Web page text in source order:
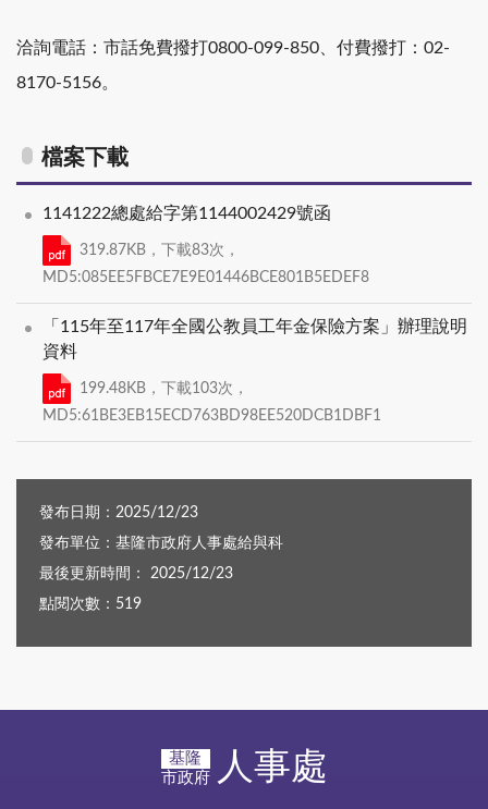
洽詢電話：市話免費撥打0800-099-850、付費撥打：02-
8170-5156。
檔案下載
1141222總處給字第1144002429號函
319.87KB，下載83次，
MD5:085EE5FBCE7E9E01446BCE801B5EDEF8
「115年至117年全國公教員工年金保險方案」辦理說明
資料
199.48KB，下載103次，
MD5:61BE3EB15ECD763BD98EE520DCB1DBF1
發布日期：2025/12/23
發布單位：基隆市政府人事處給與科
最後更新時間： 2025/12/23
點閱次數：519
基隆
市政府
人事處